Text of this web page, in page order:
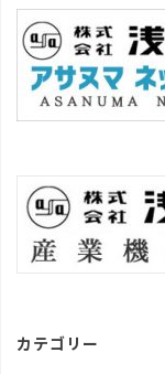
カテゴリー